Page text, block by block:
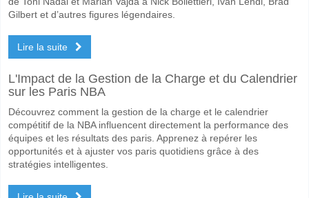
Gilbert et d’autres figures légendaires.
Lire la suite
L'Impact de la Gestion de la Charge et du Calendrier
sur les Paris NBA
Découvrez comment la gestion de la charge et le calendrier
compétitif de la NBA influencent directement la performance des
équipes et les résultats des paris. Apprenez à repérer les
opportunités et à ajuster vos paris quotidiens grâce à des
stratégies intelligentes.